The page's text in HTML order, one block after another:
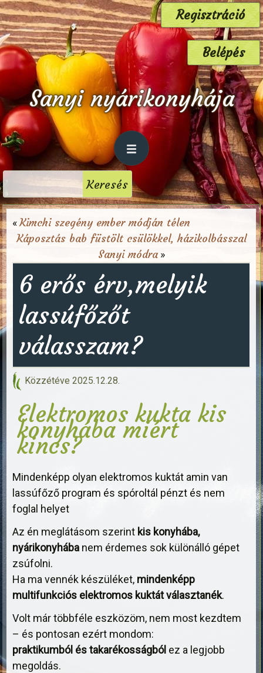
Regisztráció
Belépés
Sanyi nyárikonyhája
«Kimchi szegény ember módján télen
Káposztás bab füstölt csülökkel, házikolbásszal
Sanyi módra»
6 erős érv,melyik
lassúfőzőt
válasszam?
Közzétéve 2025.12.28.
Elektromos kukta kis
konyhába miért
kincs?
Mindenképp olyan elektromos kuktát amin van
lassúfőző program és spóroltál pénzt és nem
foglal helyet
Az én meglátásom szerint kis konyhába,
nyárikonyhába nem érdemes sok különálló gépet
zsúfolni.
Ha ma vennék készüléket, mindenképp
multifunkciós elektromos kuktát választanék.
Volt már többféle eszközöm, nem most kezdtem
– és pontosan ezért mondom:
praktikumból és takarékosságból ez a legjobb
megoldás.